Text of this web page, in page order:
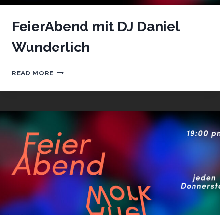
FeierAbend mit DJ Daniel
Wunderlich
READ MORE FEIERABEND
DJ
WUNDERLICH